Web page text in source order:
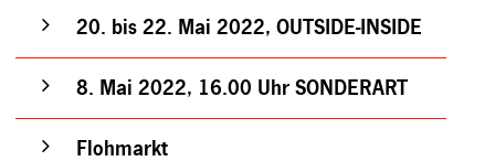
20. bis 22. Mai 2022, OUTSIDE-INSIDE
8. Mai 2022, 16.00 Uhr SONDERART
Flohmarkt